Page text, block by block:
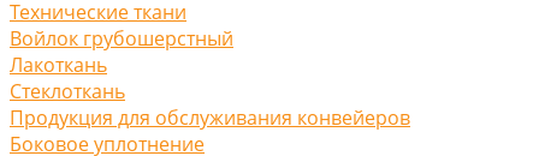
Технические ткани
Войлок грубошерстный
Лакоткань
Стеклоткань
Продукция для обслуживания конвейеров
Боковое уплотнение